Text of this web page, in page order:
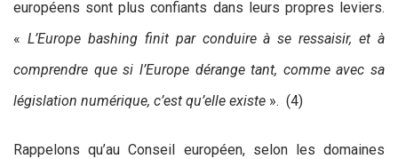
européens sont plus confiants dans leurs propres leviers.
« L’Europe bashing finit par conduire à se ressaisir, et à
comprendre que si l’Europe dérange tant, comme avec sa
législation numérique, c’est qu’elle existe ». (4)
Rappelons qu’au Conseil européen, selon les domaines